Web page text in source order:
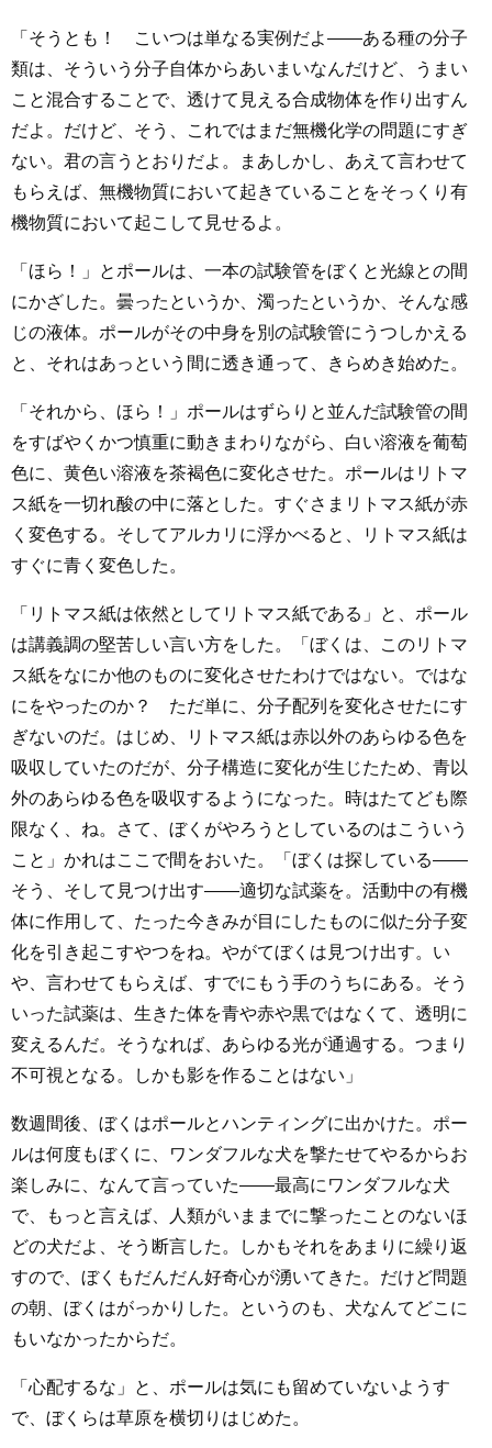
「そうとも！ こいつは単なる実例だよ――ある種の分子
類は、そういう分子自体からあいまいなんだけど、うまい
こと混合することで、透けて見える合成物体を作り出すん
だよ。だけど、そう、これではまだ無機化学の問題にすぎ
ない。君の言うとおりだよ。まあしかし、あえて言わせて
もらえば、無機物質において起きていることをそっくり有
機物質において起こして見せるよ。
「ほら！」とポールは、一本の試験管をぼくと光線との間
にかざした。曇ったというか、濁ったというか、そんな感
じの液体。ポールがその中身を別の試験管にうつしかえる
と、それはあっという間に透き通って、きらめき始めた。
「それから、ほら！」ポールはずらりと並んだ試験管の間
をすばやくかつ慎重に動きまわりながら、白い溶液を葡萄
色に、黄色い溶液を茶褐色に変化させた。ポールはリトマ
ス紙を一切れ酸の中に落とした。すぐさまリトマス紙が赤
く変色する。そしてアルカリに浮かべると、リトマス紙は
すぐに青く変色した。
「リトマス紙は依然としてリトマス紙である」と、ポール
は講義調の堅苦しい言い方をした。「ぼくは、このリトマ
ス紙をなにか他のものに変化させたわけではない。ではな
にをやったのか？ ただ単に、分子配列を変化させたにす
ぎないのだ。はじめ、リトマス紙は赤以外のあらゆる色を
吸収していたのだが、分子構造に変化が生じたため、青以
外のあらゆる色を吸収するようになった。時はたてども際
限なく、ね。さて、ぼくがやろうとしているのはこういう
こと」かれはここで間をおいた。「ぼくは探している――
そう、そして見つけ出す――適切な試薬を。活動中の有機
体に作用して、たった今きみが目にしたものに似た分子変
化を引き起こすやつをね。やがてぼくは見つけ出す。い
や、言わせてもらえば、すでにもう手のうちにある。そう
いった試薬は、生きた体を青や赤や黒ではなくて、透明に
変えるんだ。そうなれば、あらゆる光が通過する。つまり
不可視となる。しかも影を作ることはない」
数週間後、ぼくはポールとハンティングに出かけた。ポー
ルは何度もぼくに、ワンダフルな犬を撃たせてやるからお
楽しみに、なんて言っていた――最高にワンダフルな犬
で、もっと言えば、人類がいままでに撃ったことのないほ
どの犬だよ、そう断言した。しかもそれをあまりに繰り返
すので、ぼくもだんだん好奇心が湧いてきた。だけど問題
の朝、ぼくはがっかりした。というのも、犬なんてどこに
もいなかったからだ。
「心配するな」と、ポールは気にも留めていないようす
で、ぼくらは草原を横切りはじめた。